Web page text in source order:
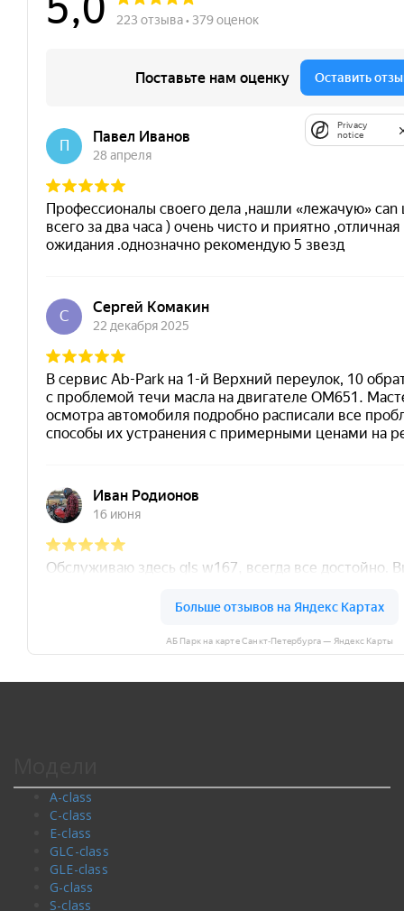
АБ Парк на карте Санкт‑Петербурга — Яндекс Карты
A-class
C-class
E-class
GLC-class
GLE-class
G-class
S-class
Privacy
notice